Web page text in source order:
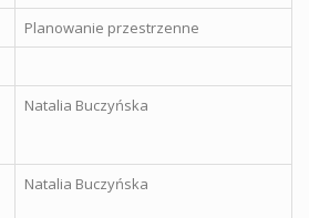
Planowanie przestrzenne
Natalia Buczyńska
Natalia Buczyńska